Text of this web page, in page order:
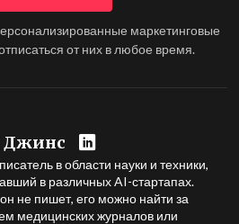
маркетинговые
от них в любое время.
Джинс
в области науки и техники,
в различных AI-стартапах.
не пишет, его можно найти за
медицинских журналов или